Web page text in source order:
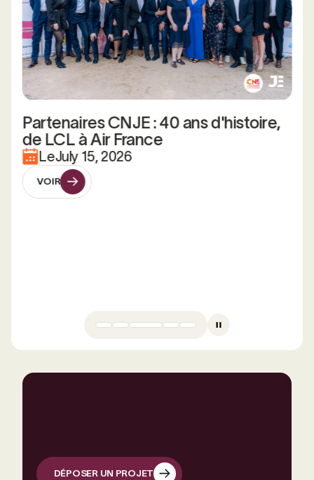
Partenaires CNJE : 40 ans d'histoire,
de LCL à Air France
LeJuly 15, 2026
VOIR
DÉPOSER UN PROJET